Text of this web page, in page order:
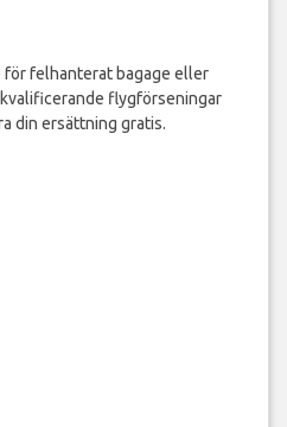
för felhanterat bagage eller
flygförseningar
din ersättning gratis.